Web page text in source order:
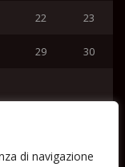
di navigazione
22 23
29 30